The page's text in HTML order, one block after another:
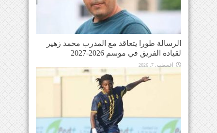
الرسالة طورا يتعاقد مع المدرب محمد زهير
لقيادة الفريق في موسم 2026-2027
أغسطس 7, 2026